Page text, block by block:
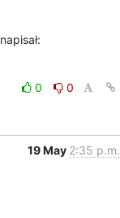
napisał:
0
0
19 May 2:35 p.m.